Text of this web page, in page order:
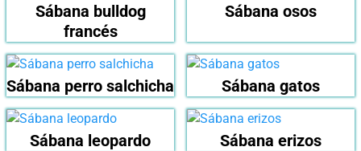
Sábana bulldog
francés
Sábana osos
Sábana perro salchicha Sábana gatos
Sábana leopardo Sábana erizos